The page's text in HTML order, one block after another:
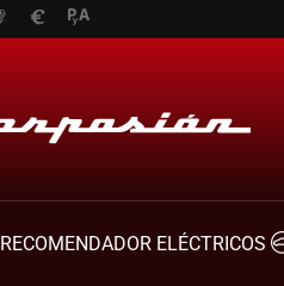
RECOMENDADOR ELÉCTRICOS